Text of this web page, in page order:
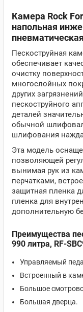
Камера Rock
напольная
Пескоструйная
обеспечивает
очистку
многослойных
других
пескоструйного
деталей
обычной
шлифования
Эта модель
позволяющей
вынимая рук из
перчатками,
защитная пленка
пленка для
дополнительную
Преимущества
990 литра, RF-
Управляемый
Встроенный в
Большое
Большая дверца.